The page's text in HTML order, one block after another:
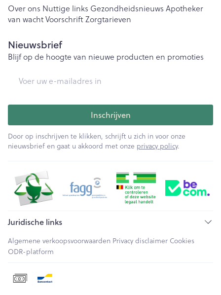
Over ons Nuttige links Gezondheidsnieuws Apotheker
van wachtVoorschriftZorgtarieven
Nieuwsbrief
Blijf op de hoogte van nieuwe producten en promoties
Inschrijven
Door op inschrijven te klikken, schrijft u zich in voor onze
nieuwsbrief en gaat u akkoord met onze privacy policy.
Juridische links
Algemene verkoopsvoorwaarden Privacy disclaimer Cookies
ODR-platform